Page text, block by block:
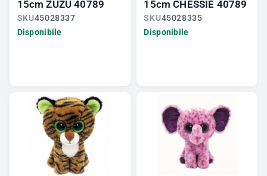
15cm ZUZU 40789
SKU45028337
Disponibile
15cm CHESSIE 40789
SKU45028335
Disponibile